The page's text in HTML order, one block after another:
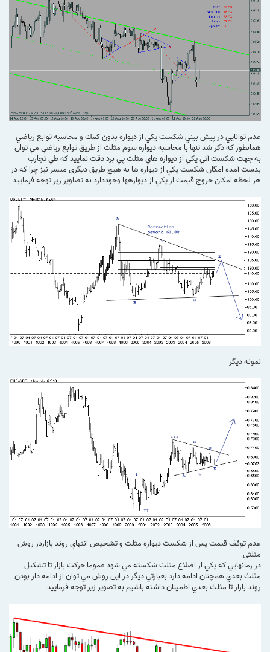
عدم توانايي در پيش بيني شكست يكي از ديواره بدون كمك و محاسبه توابع رياضي
همانطور كه ذكر شد تنها با محاسبه ديواره سوم مثلث از طريق توابع رياضي مي توان
به جهت شكست آتي يكي از ديواره هاي مثلث پي برد دقت نماييد كه طي تجارب
بدست آمده امگان شكست يكي از ديواره ها به هيچ طريق ديگري ميسر نيز چرا كه در
هر لحظه امكان خروج قيمت از يكي از ديوارهها وجوددارد به تصاوير زير توجه فرماييد
نمونه ديگر
عدم توقف قيمت پس از شكست ديواره مثلث و تشخيص انتهاي روند بازاردر روش
مثلثي
در زمانهايي كه يكي از اضلاع مثلث شكسته مي شود عموما حركت بازار تا تشكيل
مثلث بعدي همچنان ادامه دارد بعبارتي ديگر در اين روش مي توان از ادامه دار بودن
روند بازار تا مثلث بعدي اطمينان داشته باشيم به تصوير زير توجه فرماييد